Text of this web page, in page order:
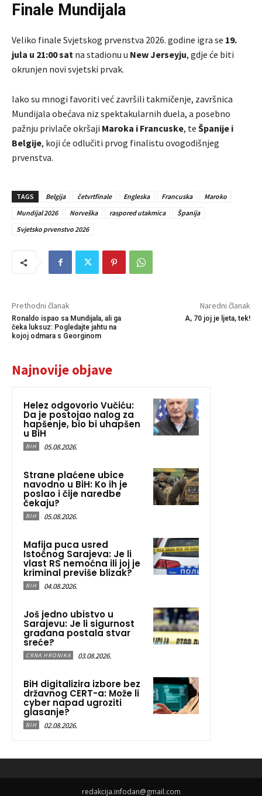
Finale Mundijala
Veliko finale Svjetskog prvenstva 2026. godine igra se 19.
jula u 21:00 sat na stadionu u New Jerseyju, gdje će biti
okrunjen novi svjetski prvak.
Iako su mnogi favoriti već završili takmičenje, završnica
Mundijala obećava niz spektakularnih duela, a posebno
pažnju privlače okršaji Maroka i Francuske, te Španije i
Belgije, koji će odlučiti prvog finalistu ovogodišnjeg
prvenstva.
TAGS Belgija četvrtfinale Engleska Francuska
Maroko
Mundijal 2026
Norveška raspored utakmica
Španija
Svjetsko prvenstvo 2026
Prethodni članak
Ronaldo ispao sa Mundijala, ali ga
čeka luksuz: Pogledajte jahtu na
kojoj odmara s Georginom
Naredni članak
A, 70 joj je ljeta, tek!
Najnovije objave
Helez odgovorio Vučiću:
Da je postojao nalog za
hapšenje, bio bi uhapšen
u BiH
BIH 05.08.2026.
Strane plaćene ubice
navodno u BiH: Ko ih je
poslao i čije naredbe
čekaju?
BIH 05.08.2026.
Mafija puca usred
Istočnog Sarajeva: Je li
vlast RS nemoćna ili joj je
kriminal previše blizak?
BIH 04.08.2026.
Još jedno ubistvo u
Sarajevu: Je li sigurnost
građana postala stvar
sreće?
CRNA HRONIKA 03.08.2026.
BiH digitalizira izbore bez
državnog CERT-a: Može li
cyber napad ugroziti
glasanje?
BIH 02.08.2026.
redakcija.infodan@gmail.com